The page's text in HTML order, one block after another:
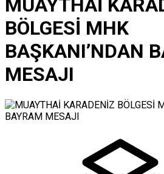
MUAYTHAİ
BÖLGESİ MHK
BAŞKANI’NDAN
MESAJI